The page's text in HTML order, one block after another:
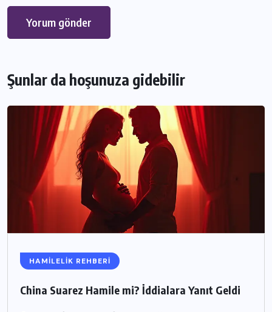
Şunlar da hoşunuza gidebilir
HAMILELIK REHBERI
China Suarez Hamile mi? İddialara Yanıt Geldi